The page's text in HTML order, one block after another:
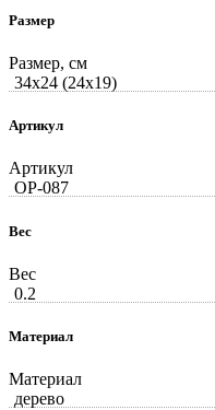
Размер
Размер, см
34x24 (24x19)
Артикул
Артикул
ОР-087
Вес
Вес
0.2
Материал
Материал
дерево